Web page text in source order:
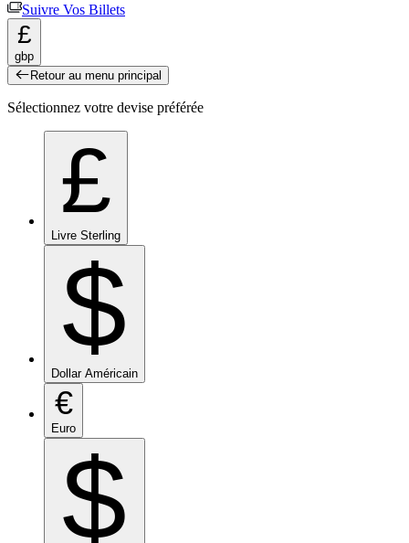
Suivre Vos Billets
£
gbp
Retour au menu principal
Sélectionnez votre devise préférée
£
Livre Sterling
$
Dollar Américain
€
Euro
$